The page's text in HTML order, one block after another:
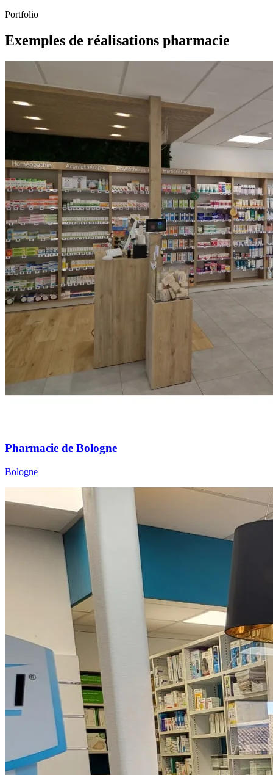
Portfolio
Exemples de réalisations pharmacie
Pharmacie de Bologne
Bologne